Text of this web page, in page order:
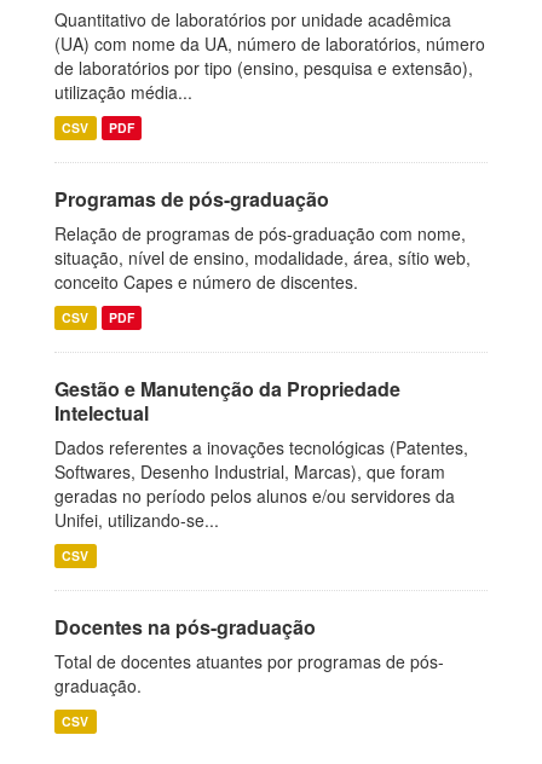
Quantitativo de laboratórios por unidade acadêmica
(UA) com nome da UA, número de laboratórios, número
de laboratórios por tipo (ensino, pesquisa e extensão),
utilização média...
CSV PDF
Programas de pós-graduação
Relação de programas de pós-graduação com nome,
situação, nível de ensino, modalidade, área, sítio web,
conceito Capes e número de discentes.
CSV PDF
Gestão e Manutenção da Propriedade
Intelectual
Dados referentes a inovações tecnológicas (Patentes,
Softwares, Desenho Industrial, Marcas), que foram
geradas no período pelos alunos e/ou servidores da
Unifei, utilizando-se...
CSV
Docentes na pós-graduação
Total de docentes atuantes por programas de pós-
graduação.
CSV